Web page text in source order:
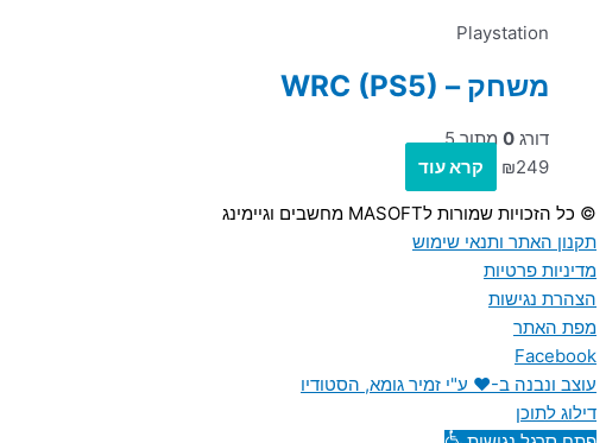
Playstation
משחק – WRC (PS5)
דורג 0 מתוך 5
₪249 קרא עוד
© כל הזכויות שמורות לMASOFT מחשבים וגיימינג
תקנון האתר ותנאי שימוש
מדיניות פרטיות
הצהרת נגישות
מפת האתר
Facebook
עוצב ונבנה ב-♥︎ ע"י זמיר גומא, הסטודיו
דילוג לתוכן